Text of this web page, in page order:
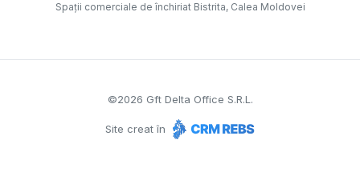
Spații comerciale de închiriat Bistrita, Calea Moldovei
©2026 Gft Delta Office S.R.L.
Site creat în